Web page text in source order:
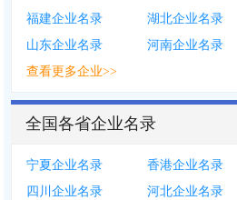
福建企业名录
湖北企业名录
山东企业名录
河南企业名录
查看更多企业>>
全国各省企业名录
宁夏企业名录
香港企业名录
四川企业名录
河北企业名录